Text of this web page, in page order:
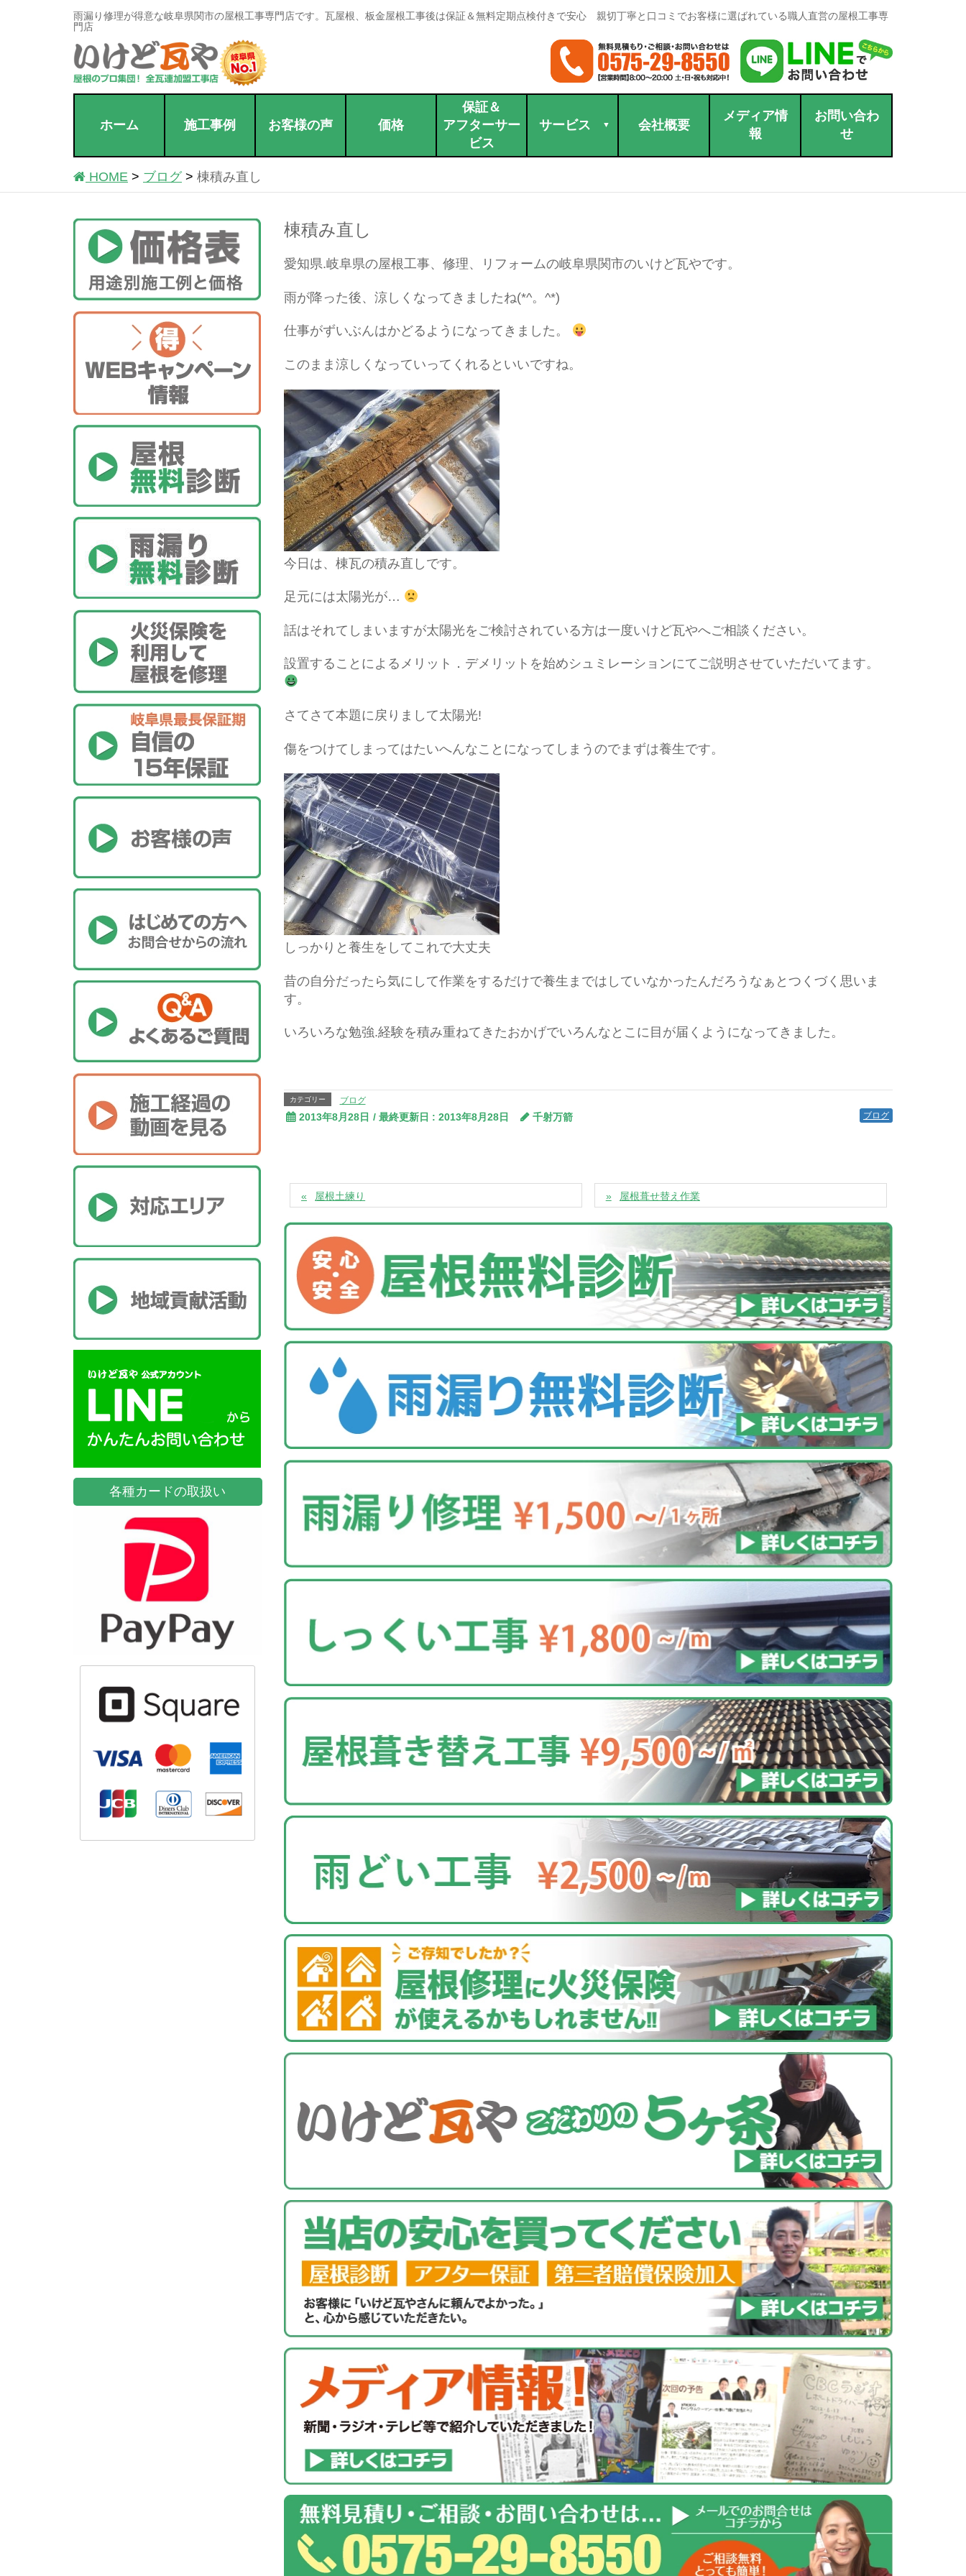
雨漏り修理が得意な岐阜県関市の屋根工事専門店です。瓦屋根、板金屋根工事後は保証＆無料定期点検付きで安心 親切丁寧と口コミでお客様に選ばれている職人直営の屋根工事専
門店
ホーム 施工事例 お客様の声 価格
保証＆
アフターサー
ビス
サービス 会社概要
メディア情
報
お問い合わ
せ
HOME ブログ 棟積み直し
棟積み直し
愛知県.岐阜県の屋根工事、修理、リフォームの岐阜県関市のいけど瓦やです。
雨が降った後、涼しくなってきましたね(*^。^*)
仕事がずいぶんはかどるようになってきました。
このまま涼しくなっていってくれるといいですね。
今日は、棟瓦の積み直しです。
足元には太陽光が…
話はそれてしまいますが太陽光をご検討されている方は一度いけど瓦やへご相談ください。
設置することによるメリット．デメリットを始めシュミレーションにてご説明させていただいてます。
さてさて本題に戻りまして太陽光!
傷をつけてしまってはたいへんなことになってしまうのでまずは養生です。
しっかりと養生をしてこれで大丈夫
昔の自分だったら気にして作業をするだけで養生まではしていなかったんだろうなぁとつくづく思いま
す。
いろいろな勉強.経験を積み重ねてきたおかげでいろんなとこに目が届くようになってきました。
カテゴリー ブログ
2013年8月28日 / 最終更新日 : 2013年8月28日 千射万箭 ブログ
屋根土練り 屋根葺せ替え作業
各種カードの取扱い